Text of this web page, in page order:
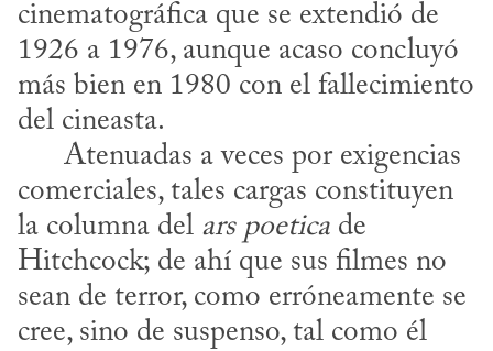
cinematográfica que se extendió de
1926 a 1976, aunque acaso concluyó
más bien en 1980 con el fallecimiento
del cineasta.
comerciales, tales cargas constituyen
la columna del ars poetica de
Hitchcock; de ahí que sus filmes no
sean de terror, como erróneamente se
cree, sino de suspenso, tal como él